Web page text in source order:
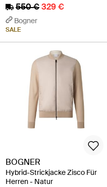
550 €329 €
Bogner
SALE
BOGNER
Hybrid-Strickjacke Zisco Für
Herren - Natur